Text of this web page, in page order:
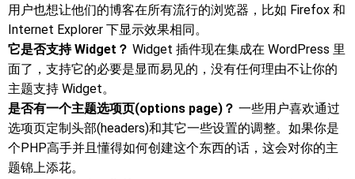
用户也想让他们的博客在所有流行的浏览器，比如 Firefox 和
Internet Explorer 下显示效果相同。
它是否支持 Widget？ Widget 插件现在集成在 WordPress 里
面了，支持它的必要是显而易见的，没有任何理由不让你的
主题支持 Widget。
是否有一个主题选项页(options page)？ 一些用户喜欢通过
选项页定制头部(headers)和其它一些设置的调整。如果你是
个PHP高手并且懂得如何创建这个东西的话，这会对你的主
题锦上添花。